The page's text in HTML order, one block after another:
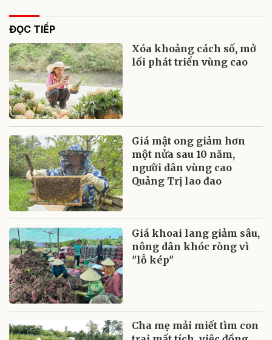
ĐỌC TIẾP
Xóa khoảng cách số, mở
lối phát triển vùng cao
Giá mật ong giảm hơn
một nửa sau 10 năm,
người dân vùng cao
Quảng Trị lao đao
Giá khoai lang giảm sâu,
nông dân khóc ròng vì
"lỗ kép"
Cha mẹ mải miết tìm con